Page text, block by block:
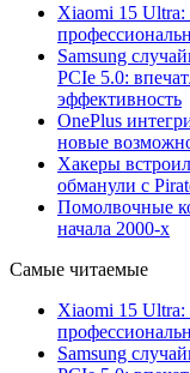
Xiaomi 15
Samsung
PCIe 5.0:
эффективность
OnePlus
новые
Хакеры
обманули с
Помолвочные
начала 2000-х
Самые читаемые
Xiaomi 15
Samsung